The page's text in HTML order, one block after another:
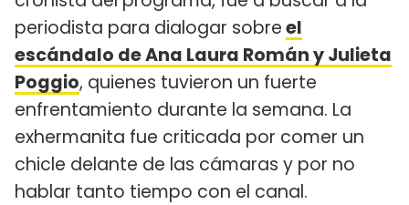
periodista para dialogar sobreel
escándalo de Ana Laura Román y Julieta
Poggio, quienes tuvieron un fuerte
enfrentamiento durante la semana. La
exhermanita fue criticada por comer un
chicle delante de las cámaras y por no
hablar tanto tiempo con el canal.